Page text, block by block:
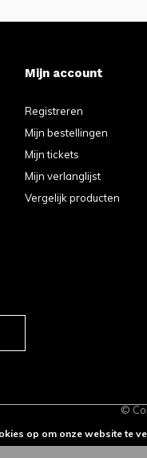
Mijn account
Registreren
Mijn bestellingen
Mijn tickets
Mijn verlanglijst
Vergelijk producten
©
op om onze website te